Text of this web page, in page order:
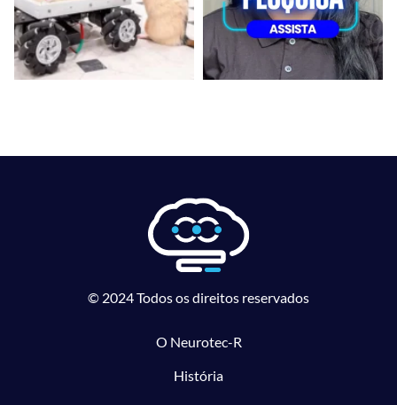
© 2024 Todos os direitos reservados
O Neurotec-R
História